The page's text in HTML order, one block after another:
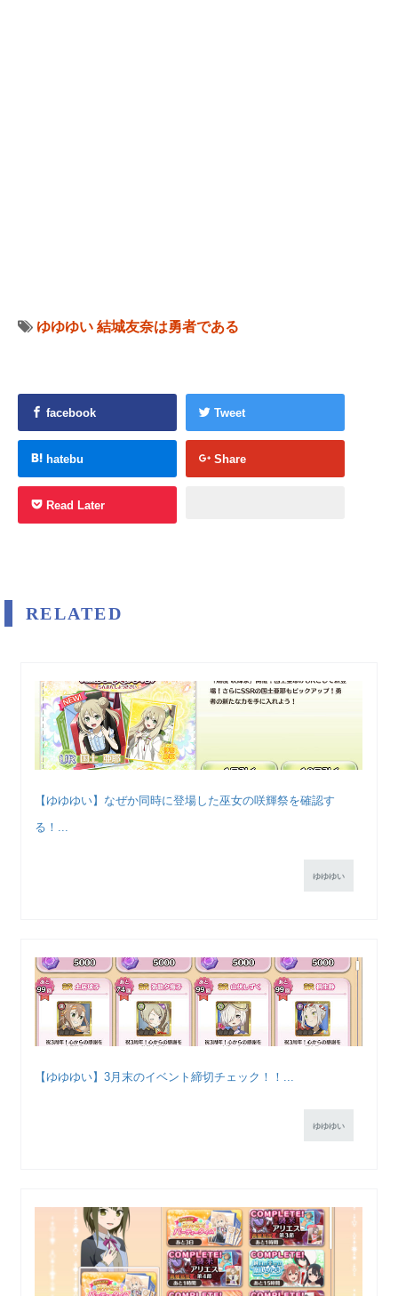
ゆゆゆい 結城友奈は勇者である
facebook Tweet
hatebu Share
Read Later
RELATED
【ゆゆゆい】なぜか同時に登場した巫女の咲輝祭を確認す
る！...
ゆゆゆい
【ゆゆゆい】3月末のイベント締切チェック！！...
ゆゆゆい